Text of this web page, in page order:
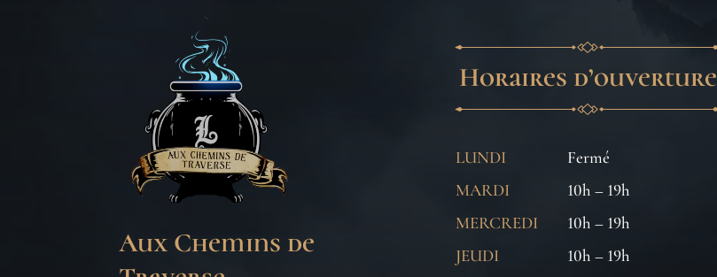
Aux Chemins de
Horaires d’ouverture
LUNDI
Fermé
MARDI
10h – 19h
MERCREDI
10h – 19h
JEUDI
10h – 19h